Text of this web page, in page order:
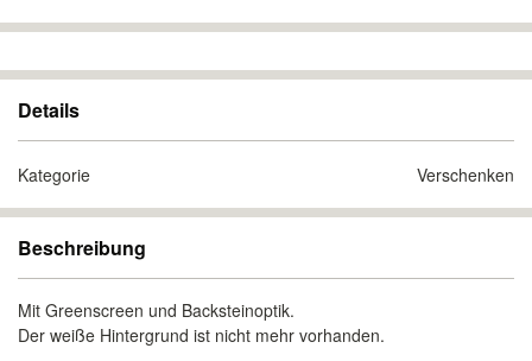
Details
Kategorie Verschenken
Beschreibung
Mit Greenscreen und Backsteinoptik.
Der weiße Hintergrund ist nicht mehr vorhanden.